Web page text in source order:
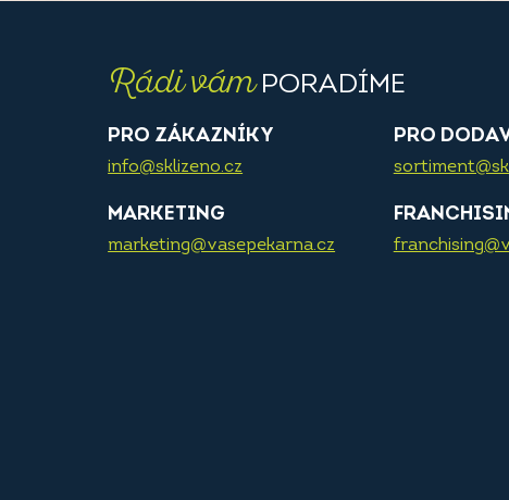
Rádi vámPORADÍME
PRO ZÁKAZNÍKY
info@sklizeno.cz
PRO
MARKETING
marketing@vasepekarna.cz